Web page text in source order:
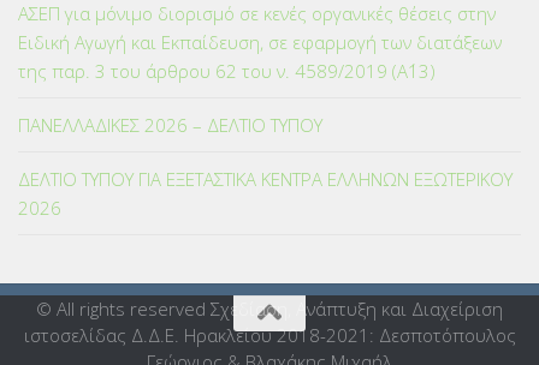
ΑΣΕΠ για μόνιμο διορισμό σε κενές οργανικές θέσεις στην
Ειδική Αγωγή και Εκπαίδευση, σε εφαρμογή των διατάξεων
της παρ. 3 του άρθρου 62 του ν. 4589/2019 (Α΄13)
ΠΑΝΕΛΛΑΔΙΚΕΣ 2026 – ΔΕΛΤΙΟ ΤΥΠΟΥ
ΔΕΛΤΙΟ ΤΥΠΟΥ ΓΙΑ ΕΞΕΤΑΣΤΙΚΑ ΚΕΝΤΡΑ ΕΛΛΗΝΩΝ ΕΞΩΤΕΡΙΚΟΥ
2026
© All rights reserved Σχεδίαση, Ανάπτυξη και Διαχείριση
ιστοσελίδας Δ.Δ.Ε. Ηρακλείου 2018-2021: Δεσποτόπουλος